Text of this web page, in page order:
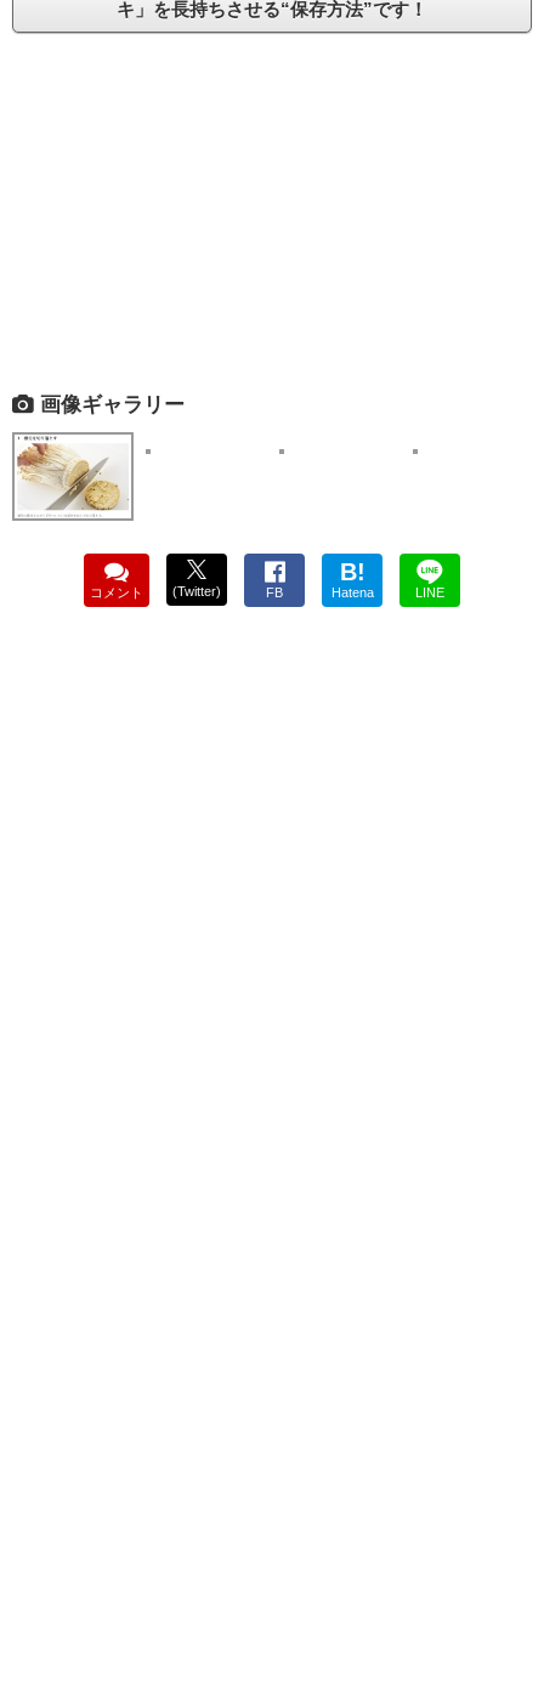
キ」を長持ちさせる“保存方法”です！
画像ギャラリー
コメント (Twitter) FB
B!
Hatena LINE